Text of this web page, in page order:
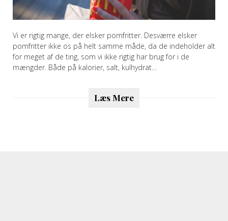
Vi er rigtig mange, der elsker pomfritter. Desværre elsker
pomfritter ikke os på helt samme måde, da de indeholder alt
for meget af de ting, som vi ikke rigtig har brug for i de
mængder. Både på kalorier, salt, kulhydrat…
Læs Mere